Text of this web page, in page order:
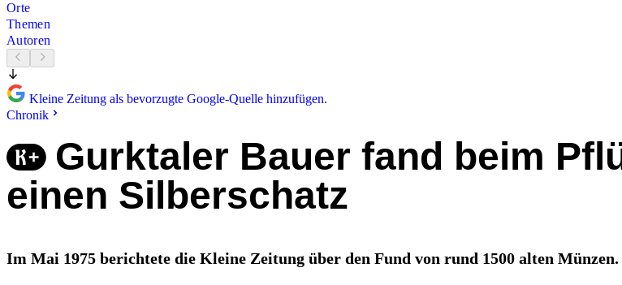
Orte
Themen
Autoren
Kleine Zeitung als bevorzugte Google-Quelle hinzufügen.
Chronik
Gurktaler Bauer fand beim
einen Silberschatz
Im Mai 1975 berichtete die Kleine Zeitung über den Fund von rund 1500 alten